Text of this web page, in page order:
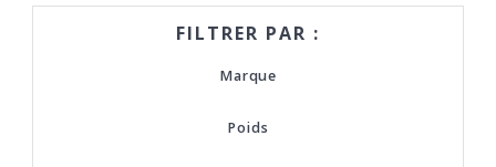
FILTRER PAR :
Marque
Poids